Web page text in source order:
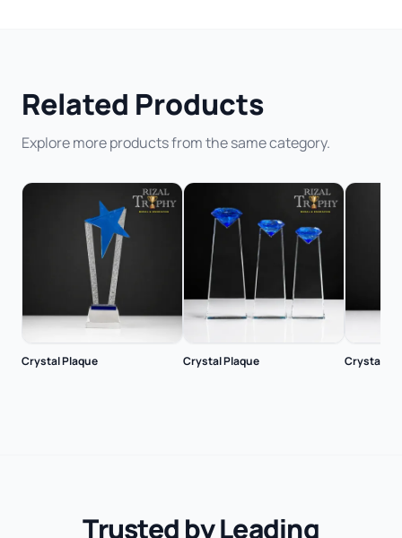
Related Products
Explore more products from the same category.
Crystal Plaque Crystal Plaque Crystal
Trusted by Leading